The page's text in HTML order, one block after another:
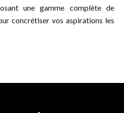
une gamme complète de
concrétiser vos aspirations les